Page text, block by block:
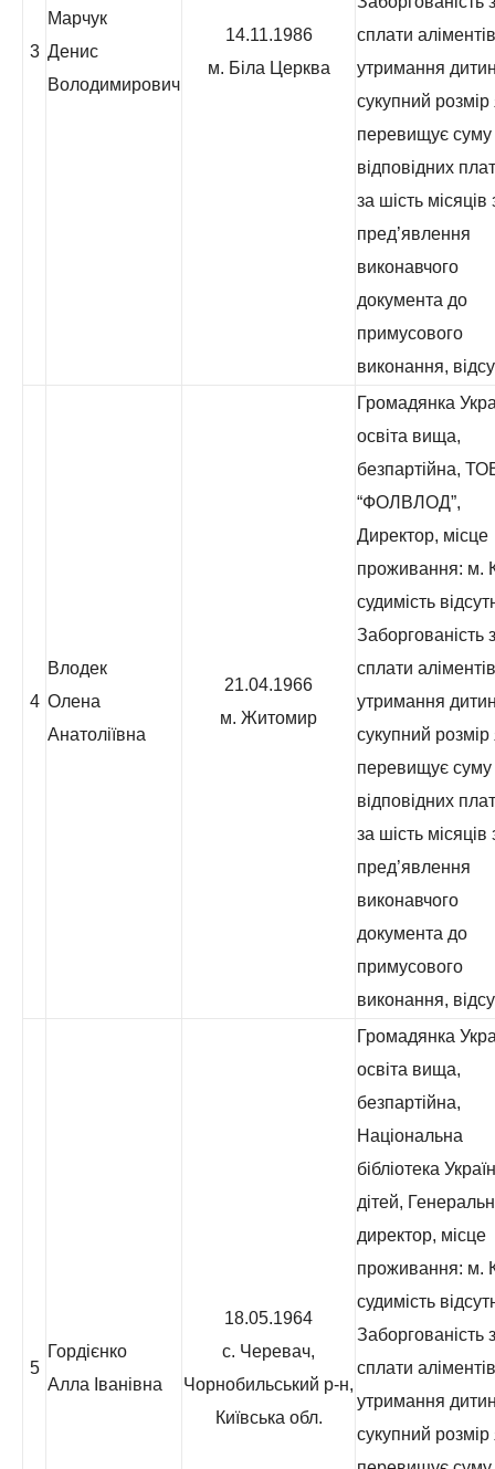
3
Марчук
Денис
Володимирович
14.11.1986
м. Біла Церква
сплати
утримання
сукупний розмір
перевищує суму
відповідних
за шість місяців
пред’явлення
виконавчого
документа до
примусового
виконання,
4
Влодек
Олена
Анатоліївна
21.04.1966
м. Житомир
Громадянка
освіта вища,
безпартійна,
“ФОЛВЛОД”,
Директор, місце
проживання: м.
судимість
Заборгованість
сплати
утримання
сукупний розмір
перевищує суму
відповідних
за шість місяців
пред’явлення
виконавчого
документа до
примусового
виконання,
5
Гордієнко
Алла Іванівна
18.05.1964
с. Черевач,
Чорнобильський р-н,
Київська обл.
Громадянка
освіта вища,
безпартійна,
Національна
бібліотека
дітей,
директор, місце
проживання: м.
судимість
Заборгованість
сплати
утримання
сукупний розмір